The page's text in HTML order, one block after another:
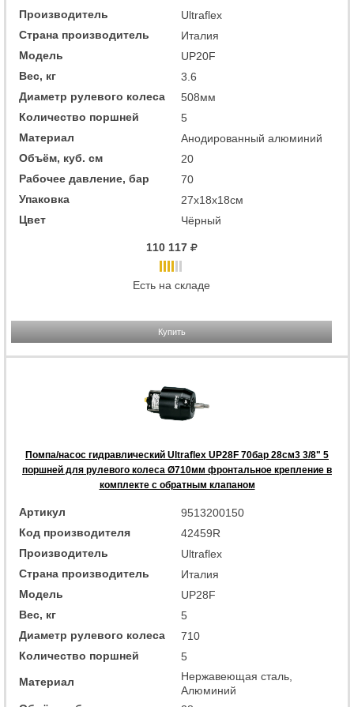
Производитель
Ultraflex
Страна производитель
Италия
Модель
UP20F
Вес, кг
3.6
Диаметр рулевого колеса
508мм
Количество поршней
5
Материал
Анодированный алюминий
Объём, куб. см
20
Рабочее давление, бар
70
Упаковка
27x18x18см
Цвет
Чёрный
110 117
Есть на складе
Купить
Помпа/насос гидравлический Ultraflex UP28F 70бар 28см3 3/8" 5
поршней для рулевого колеса Ø710мм фронтальное крепление в
комплекте с обратным клапаном
Артикул
9513200150
Код производителя
42459R
Производитель
Ultraflex
Страна производитель
Италия
Модель
UP28F
Вес, кг
5
Диаметр рулевого колеса
710
Количество поршней
5
Материал
Нержавеющая сталь,
Алюминий